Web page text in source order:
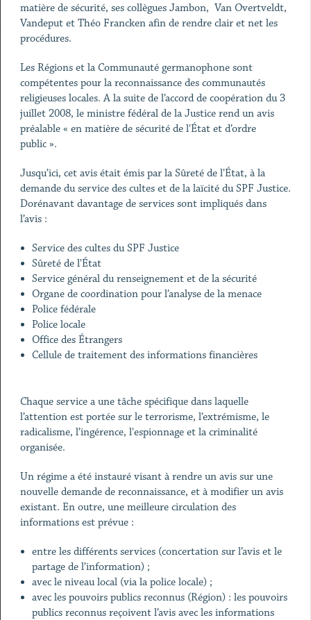
matière de sécurité, ses collègues Jambon, Van Overtveldt,
Vandeput et Théo Francken afin de rendre clair et net les
procédures.
Les Régions et la Communauté germanophone sont
compétentes pour la reconnaissance des communautés
religieuses locales. A la suite de l’accord de coopération du 3
juillet 2008, le ministre fédéral de la Justice rend un avis
préalable « en matière de sécurité de l'État et d’ordre
public ».
Jusqu’ici, cet avis était émis par la Sûreté de l'État, à la
demande du service des cultes et de la laïcité du SPF Justice.
Dorénavant davantage de services sont impliqués dans
l’avis :
Service des cultes du SPF Justice
Sûreté de l'État
Service général du renseignement et de la sécurité
Organe de coordination pour l’analyse de la menace
Police fédérale
Police locale
Office des Étrangers
Cellule de traitement des informations financières
Chaque service a une tâche spécifique dans laquelle
l’attention est portée sur le terrorisme, l’extrémisme, le
radicalisme, l’ingérence, l'espionnage et la criminalité
organisée.
Un régime a été instauré visant à rendre un avis sur une
nouvelle demande de reconnaissance, et à modifier un avis
existant. En outre, une meilleure circulation des
informations est prévue :
entre les différents services (concertation sur l’avis et le
partage de l’information) ;
avec le niveau local (via la police locale) ;
avec les pouvoirs publics reconnus (Région) : les pouvoirs
publics reconnus reçoivent l’avis avec les informations